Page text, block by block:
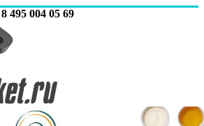
8 495 004 05 69